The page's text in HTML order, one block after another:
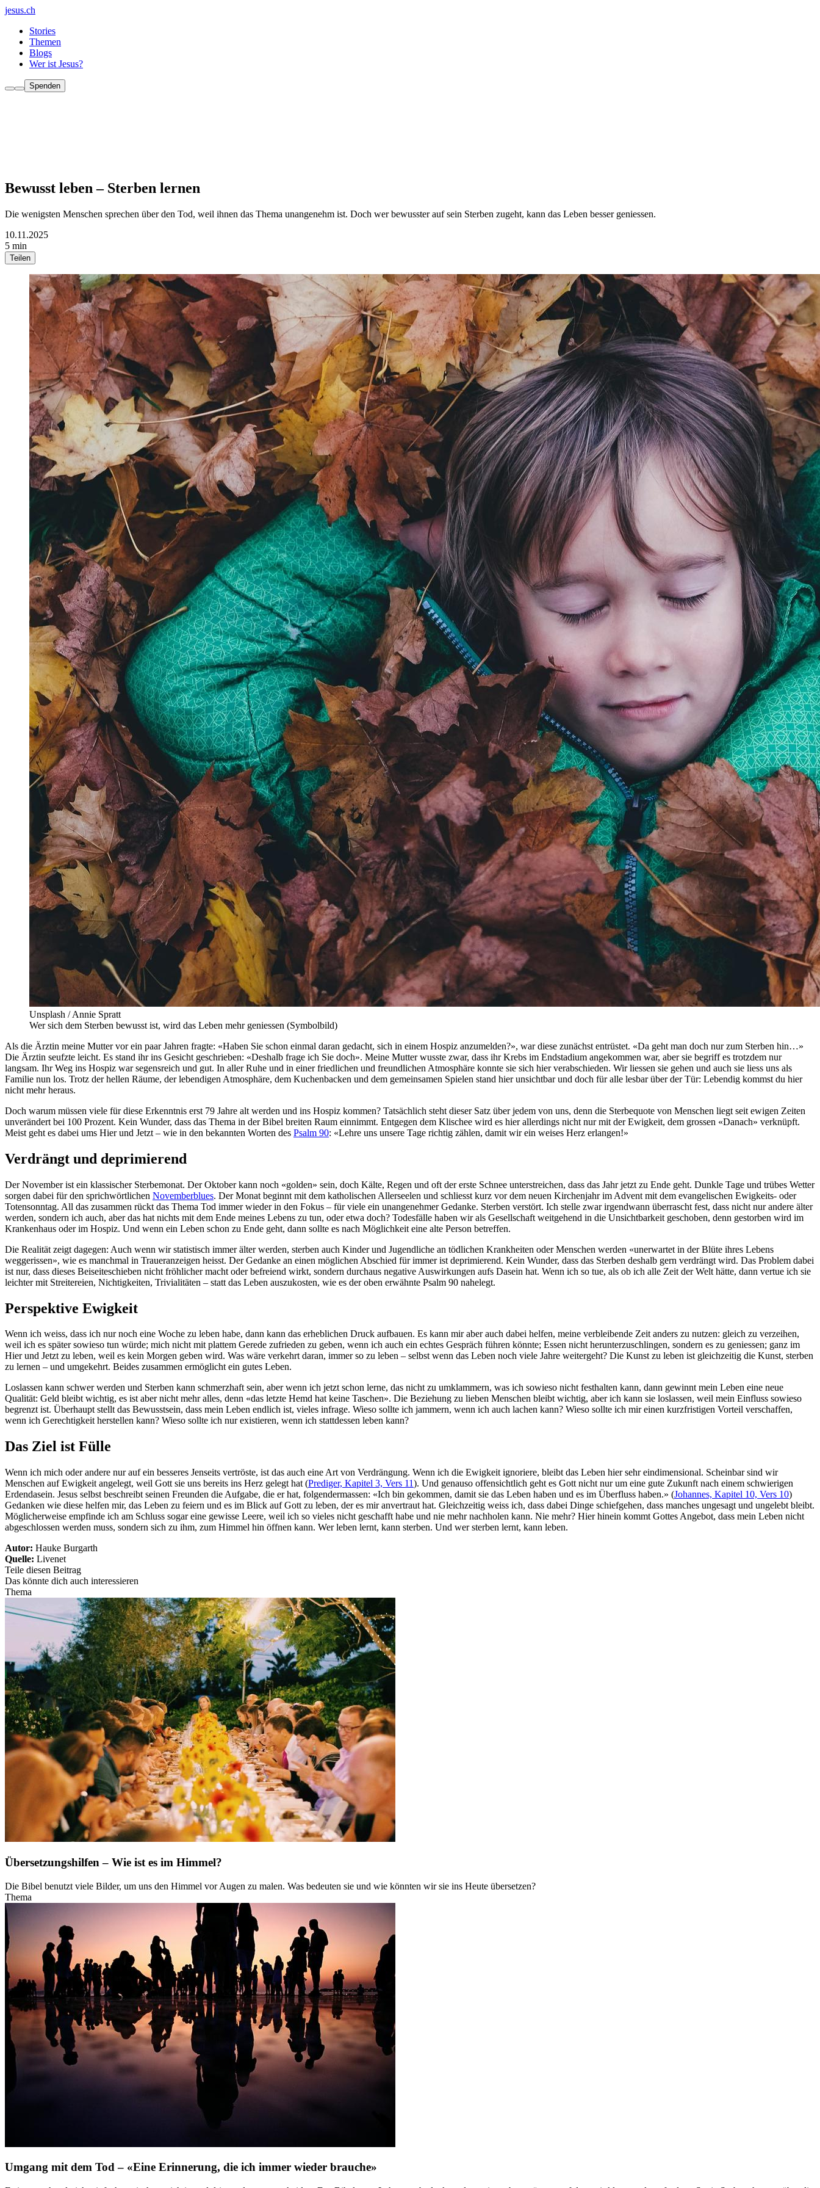
jesus.ch
Stories
Themen
Blogs
Wer ist Jesus?
Spenden
Bewusst leben – Sterben lernen
Die wenigsten Menschen sprechen über den Tod, weil ihnen das Thema unangenehm ist. Doch wer bewusster auf sein Sterben zugeht, kann das Leben besser geniessen.
10.11.2025
5 min
Teilen
Unsplash / Annie Spratt
Wer sich dem Sterben bewusst ist, wird das Leben mehr geniessen (Symbolbild)
Als die Ärztin meine Mutter vor ein paar Jahren fragte: «Haben Sie schon einmal daran gedacht, sich in einem Hospiz anzumelden?», war diese zunächst entrüstet. «Da geht man doch nur zum Sterben hin…»
Die Ärztin seufzte leicht. Es stand ihr ins Gesicht geschrieben: «Deshalb frage ich Sie doch». Meine Mutter wusste zwar, dass ihr Krebs im Endstadium angekommen war, aber sie begriff es trotzdem nur
langsam. Ihr Weg ins Hospiz war segensreich und gut. In aller Ruhe und in einer friedlichen und freundlichen Atmosphäre konnte sie sich hier verabschieden. Wir liessen sie gehen und auch sie liess uns als
Familie nun los. Trotz der hellen Räume, der lebendigen Atmosphäre, dem Kuchenbacken und dem gemeinsamen Spielen stand hier unsichtbar und doch für alle lesbar über der Tür: Lebendig kommst du hier
nicht mehr heraus.
Doch warum müssen viele für diese Erkenntnis erst 79 Jahre alt werden und ins Hospiz kommen? Tatsächlich steht dieser Satz über jedem von uns, denn die Sterbequote von Menschen liegt seit ewigen Zeiten
unverändert bei 100 Prozent. Kein Wunder, dass das Thema in der Bibel breiten Raum einnimmt. Entgegen dem Klischee wird es hier allerdings nicht nur mit der Ewigkeit, dem grossen «Danach» verknüpft.
Meist geht es dabei ums Hier und Jetzt – wie in den bekannten Worten des Psalm 90: «Lehre uns unsere Tage richtig zählen, damit wir ein weises Herz erlangen!»
Verdrängt und deprimierend
Der November ist ein klassischer Sterbemonat. Der Oktober kann noch «golden» sein, doch Kälte, Regen und oft der erste Schnee unterstreichen, dass das Jahr jetzt zu Ende geht. Dunkle Tage und trübes Wetter
sorgen dabei für den sprichwörtlichen Novemberblues. Der Monat beginnt mit dem katholischen Allerseelen und schliesst kurz vor dem neuen Kirchenjahr im Advent mit dem evangelischen Ewigkeits- oder
Totensonntag. All das zusammen rückt das Thema Tod immer wieder in den Fokus – für viele ein unangenehmer Gedanke. Sterben verstört. Ich stelle zwar irgendwann überrascht fest, dass nicht nur andere älter
werden, sondern ich auch, aber das hat nichts mit dem Ende meines Lebens zu tun, oder etwa doch? Todesfälle haben wir als Gesellschaft weitgehend in die Unsichtbarkeit geschoben, denn gestorben wird im
Krankenhaus oder im Hospiz. Und wenn ein Leben schon zu Ende geht, dann sollte es nach Möglichkeit eine alte Person betreffen.
Die Realität zeigt dagegen: Auch wenn wir statistisch immer älter werden, sterben auch Kinder und Jugendliche an tödlichen Krankheiten oder Menschen werden «unerwartet in der Blüte ihres Lebens
weggerissen», wie es manchmal in Traueranzeigen heisst. Der Gedanke an einen möglichen Abschied für immer ist deprimierend. Kein Wunder, dass das Sterben deshalb gern verdrängt wird. Das Problem dabei
ist nur, dass dieses Beiseiteschieben nicht fröhlicher macht oder befreiend wirkt, sondern durchaus negative Auswirkungen aufs Dasein hat. Wenn ich so tue, als ob ich alle Zeit der Welt hätte, dann vertue ich sie
leichter mit Streitereien, Nichtigkeiten, Trivialitäten – statt das Leben auszukosten, wie es der oben erwähnte Psalm 90 nahelegt.
Perspektive Ewigkeit
Wenn ich weiss, dass ich nur noch eine Woche zu leben habe, dann kann das erheblichen Druck aufbauen. Es kann mir aber auch dabei helfen, meine verbleibende Zeit anders zu nutzen: gleich zu verzeihen,
weil ich es später sowieso tun würde; mich nicht mit plattem Gerede zufrieden zu geben, wenn ich auch ein echtes Gespräch führen könnte; Essen nicht herunterzuschlingen, sondern es zu geniessen; ganz im
Hier und Jetzt zu leben, weil es kein Morgen geben wird. Was wäre verkehrt daran, immer so zu leben – selbst wenn das Leben noch viele Jahre weitergeht? Die Kunst zu leben ist gleichzeitig die Kunst, sterben
zu lernen – und umgekehrt. Beides zusammen ermöglicht ein gutes Leben.
Loslassen kann schwer werden und Sterben kann schmerzhaft sein, aber wenn ich jetzt schon lerne, das nicht zu umklammern, was ich sowieso nicht festhalten kann, dann gewinnt mein Leben eine neue
Qualität: Geld bleibt wichtig, es ist aber nicht mehr alles, denn «das letzte Hemd hat keine Taschen». Die Beziehung zu lieben Menschen bleibt wichtig, aber ich kann sie loslassen, weil mein Einfluss sowieso
begrenzt ist. Überhaupt stellt das Bewusstsein, dass mein Leben endlich ist, vieles infrage. Wieso sollte ich jammern, wenn ich auch lachen kann? Wieso sollte ich mir einen kurzfristigen Vorteil verschaffen,
wenn ich Gerechtigkeit herstellen kann? Wieso sollte ich nur existieren, wenn ich stattdessen leben kann?
Das Ziel ist Fülle
Wenn ich mich oder andere nur auf ein besseres Jenseits vertröste, ist das auch eine Art von Verdrängung. Wenn ich die Ewigkeit ignoriere, bleibt das Leben hier sehr eindimensional. Scheinbar sind wir
Menschen auf Ewigkeit angelegt, weil Gott sie uns bereits ins Herz gelegt hat (Prediger, Kapitel 3, Vers 11). Und genauso offensichtlich geht es Gott nicht nur um eine gute Zukunft nach einem schwierigen
Erdendasein. Jesus selbst beschreibt seinen Freunden die Aufgabe, die er hat, folgendermassen: «Ich bin gekommen, damit sie das Leben haben und es im Überfluss haben.» (Johannes, Kapitel 10, Vers 10)
Gedanken wie diese helfen mir, das Leben zu feiern und es im Blick auf Gott zu leben, der es mir anvertraut hat. Gleichzeitig weiss ich, dass dabei Dinge schiefgehen, dass manches ungesagt und ungelebt bleibt.
Möglicherweise empfinde ich am Schluss sogar eine gewisse Leere, weil ich so vieles nicht geschafft habe und nie mehr nachholen kann. Nie mehr? Hier hinein kommt Gottes Angebot, dass mein Leben nicht
abgeschlossen werden muss, sondern sich zu ihm, zum Himmel hin öffnen kann. Wer leben lernt, kann sterben. Und wer sterben lernt, kann leben.
Autor: Hauke Burgarth
Quelle: Livenet
Teile diesen Beitrag
Das könnte dich auch interessieren
Thema
Übersetzungshilfen – Wie ist es im Himmel?
Die Bibel benutzt viele Bilder, um uns den Himmel vor Augen zu malen. Was bedeuten sie und wie könnten wir sie ins Heute übersetzen?
Thema
Umgang mit dem Tod – «Eine Erinnerung, die ich immer wieder brauche»